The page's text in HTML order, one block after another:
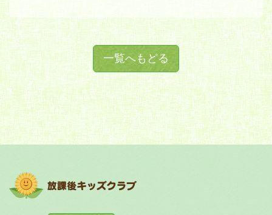
一覧へもどる